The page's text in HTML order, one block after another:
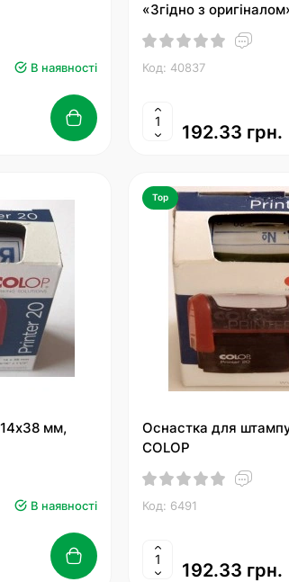
В наявності
«Згідно з
Код: 40837
192.33 грн.
мм,
В наявності
Top
Оснастка для
COLOP
Код: 6491
192.33 грн.